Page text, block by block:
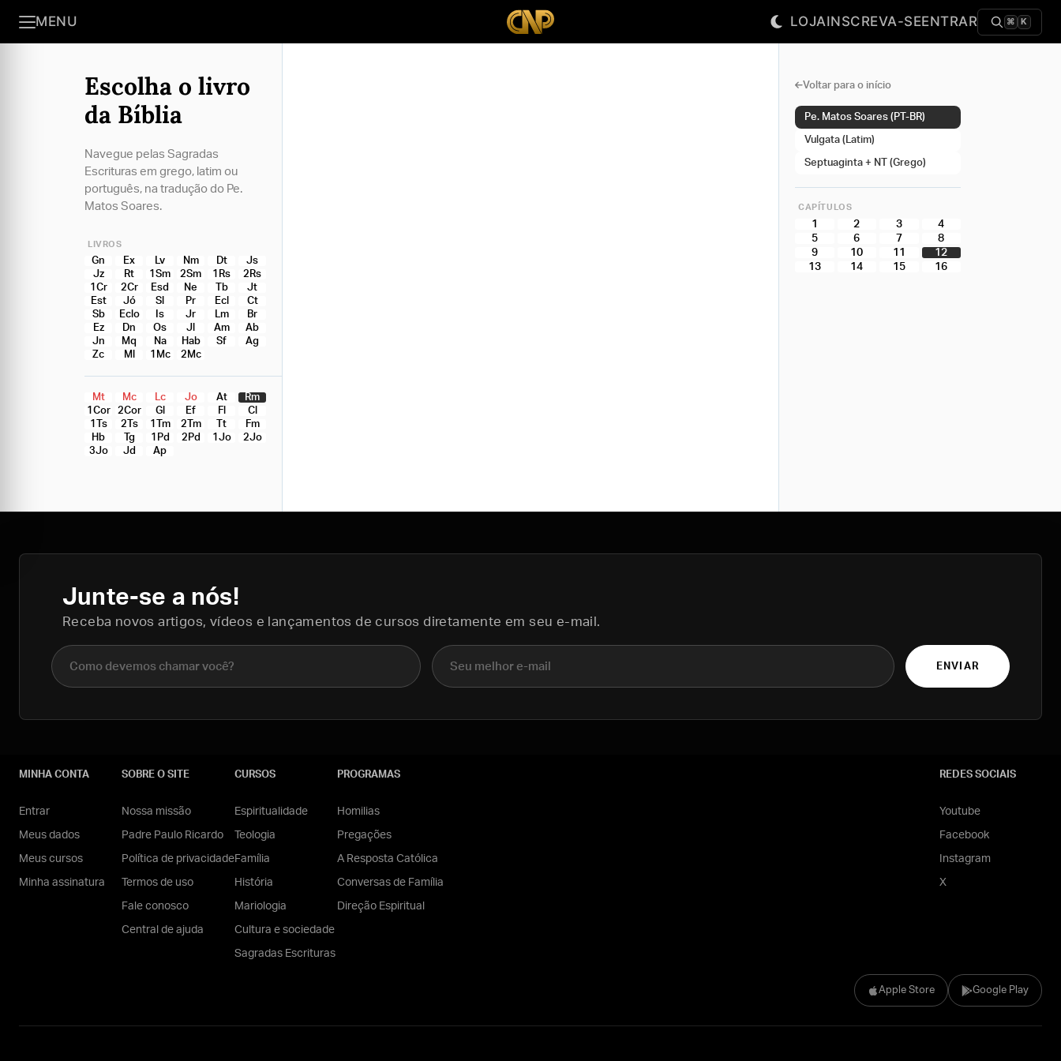
MENU LOJAINSCREVA-SEENTRAR ⌘ K
Escolha o livro
da Bíblia
Navegue pelas Sagradas
Escrituras em grego, latim ou
português, na tradução do Pe.
Matos Soares.
LIVROS
Gn Ex Lv Nm Dt
Js
Jz
Rt 1Sm 2Sm 1Rs
2Rs
1Cr
2Cr Esd Ne Tb
Jt
Est
Jó Sl Pr Ecl
Ct
Sb
Eclo Is Jr Lm
Br
Ez
Dn Os Jl Am
Ab
Jn
Mq Na Hab Sf
Ag
Zc
Ml 1Mc 2Mc
Mt Mc Lc Jo At
Rm
1Cor
2Cor Gl Ef Fl
Cl
1Ts
2Ts 1Tm 2Tm Tt
Fm
Hb
Tg 1Pd 2Pd 1Jo
2Jo
3Jo
Jd Ap
Voltar para o início
Pe. Matos Soares (PT-BR)
Vulgata (Latim)
Septuaginta + NT (Grego)
CAPÍTULOS
1 2 3
4
5
6 7
8
9
10 11
12
13
14 15 16
Junte-se a nós!
Receba novos artigos, vídeos e lançamentos de cursos diretamente em seu e-mail.
Nome completo E-mail
ENVIAR
Apple Store Google Play
MINHA CONTA
Entrar
Meus dados
Meus cursos
Minha assinatura
SOBRE O SITE
Nossa missão
Padre Paulo Ricardo
Política de privacidade
Termos de uso
Fale conosco
Central de ajuda
CURSOS
Espiritualidade
Teologia
Família
História
Mariologia
Cultura e sociedade
Sagradas Escrituras
PROGRAMAS
Homilias
Pregações
A Resposta Católica
Conversas de Família
Direção Espiritual
REDES SOCIAIS
Youtube
Facebook
Instagram
X